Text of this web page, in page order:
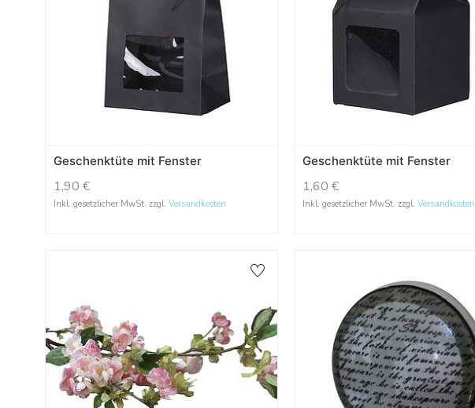
Geschenktüte mit Fenster
1,90 €
Inkl. gesetzlicher MwSt. zzgl. Versandkosten
Geschenktüte mit Fenster
1,60 €
Inkl. gesetzlicher MwSt. zzgl.Versandkosten